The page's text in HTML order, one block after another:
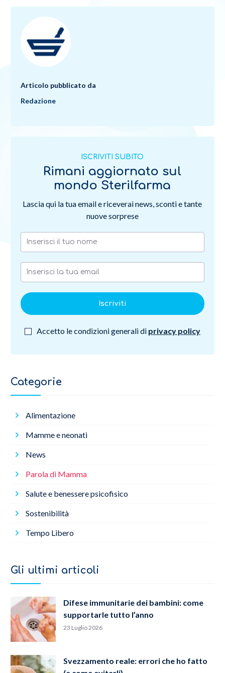
Categorie
Alimentazione
Mamme e neonati
News
Parola di Mamma
Salute e benessere psicofisico
Sostenibilità
Tempo Libero
Gli ultimi articoli
Difese immunitarie dei bambini: come
supportarle tutto l’anno
23 Luglio 2026
Svezzamento reale: errori che ho fatto
Articolo pubblicato da
Redazione
ISCRIVITI SUBITO
Rimani aggiornato sul
mondo Sterilfarma
Lascia qui la tua email e riceverai news, sconti e tante
nuove sorprese
Iscriviti
Accetto le condizioni generali di privacy policy